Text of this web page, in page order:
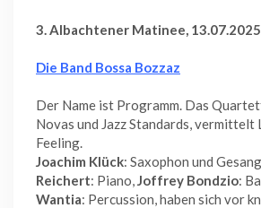
3. Albachtener Matinee, 13.07.2025
Die Band Bossa Bozzaz
Der Name ist Programm. Das
Novas und Jazz Standards, vermittelt
Feeling.
Joachim Klück: Saxophon und
Reichert: Piano,Joffrey Bondzio:
Wantia: Percussion, haben sich vor